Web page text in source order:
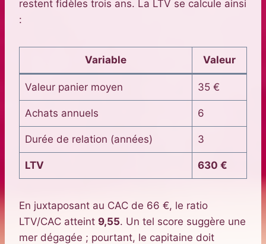
restent fidèles trois ans. La LTV se calcule ainsi
:
Variable Valeur
Valeur panier moyen 35 €
Achats annuels 6
Durée de relation (années) 3
LTV 630 €
En juxtaposant au CAC de 66 €, le ratio
LTV/CAC atteint 9,55. Un tel score suggère une
mer dégagée ; pourtant, le capitaine doit